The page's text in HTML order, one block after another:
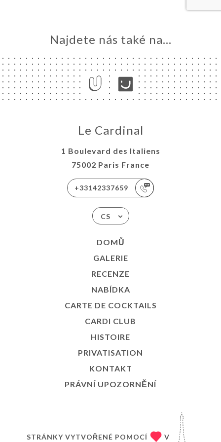
Najdete nás také na...
Le Cardinal
1 Boulevard des Italiens
75002 Paris France
+33142337659
CS
DOMŮ
GALERIE
RECENZE
NABÍDKA
CARTE DE COCKTAILS
CARDI CLUB
HISTOIRE
PRIVATISATION
KONTAKT
PRÁVNÍ UPOZORNĚNÍ
STRÁNKY VYTVOŘENÉ POMOCÍ V